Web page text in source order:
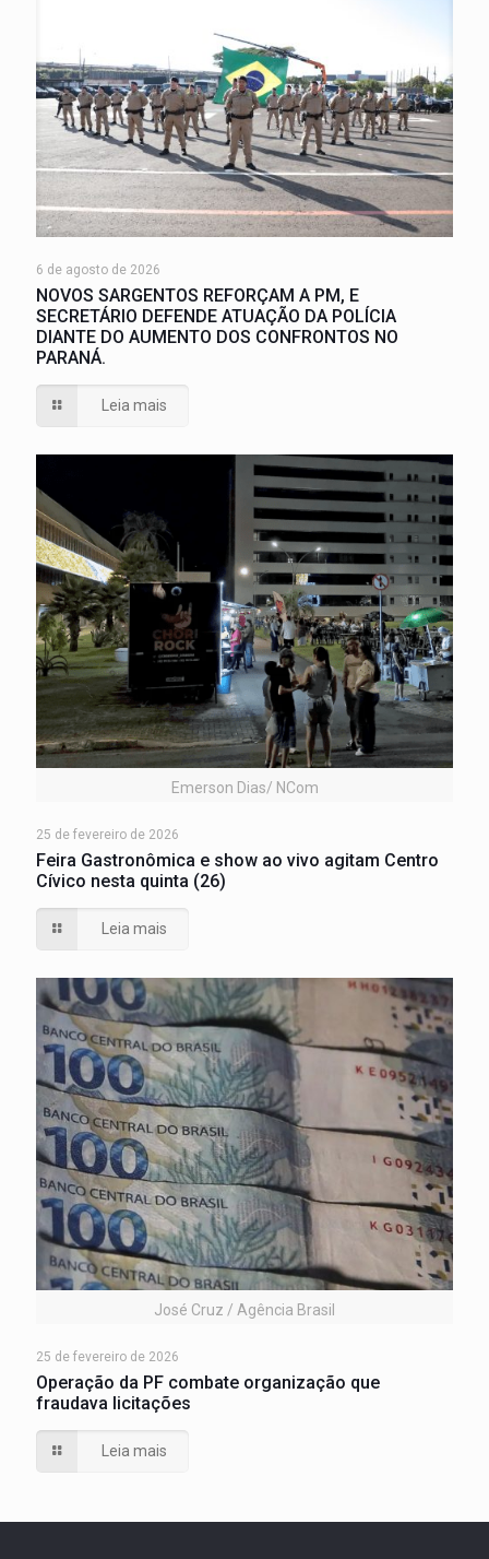
6 de agosto de 2026
NOVOS SARGENTOS REFORÇAM A PM, E
SECRETÁRIO DEFENDE ATUAÇÃO DA POLÍCIA
DIANTE DO AUMENTO DOS CONFRONTOS NO
PARANÁ.
Leia mais
Emerson Dias/ NCom
25 de fevereiro de 2026
Feira Gastronômica e show ao vivo agitam Centro
Cívico nesta quinta (26)
Leia mais
José Cruz / Agência Brasil
25 de fevereiro de 2026
Operação da PF combate organização que
fraudava licitações
Leia mais